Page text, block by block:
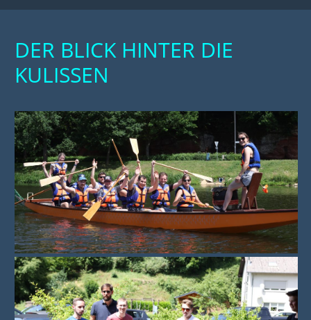
DER BLICK HINTER DIE
KULISSEN